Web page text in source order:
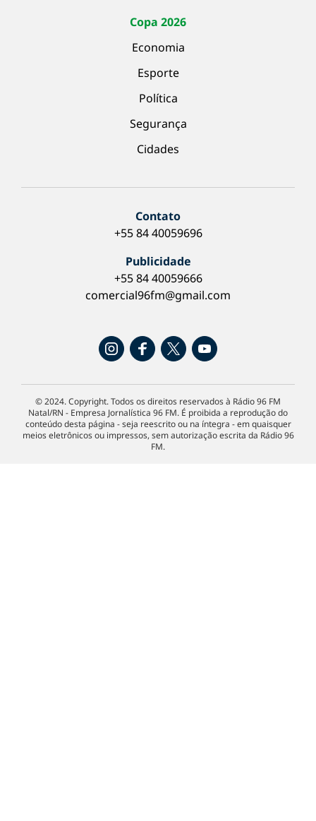
Copa 2026
Economia
Esporte
Política
Segurança
Cidades
Contato
+55 84 40059696
Publicidade
+55 84 40059666
comercial96fm@gmail.com
© 2024. Copyright. Todos os direitos reservados à Rádio 96 FM
Natal/RN - Empresa Jornalística 96 FM. É proibida a reprodução do
conteúdo desta página - seja reescrito ou na íntegra - em quaisquer
meios eletrônicos ou impressos, sem autorização escrita da Rádio 96
FM.